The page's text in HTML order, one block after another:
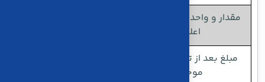
مقدار و واحد اندازه‌گیری ثبت‌شده در صورتحساب باید با
اعلامیه فروش بورس یکسان باشد.
مبلغ بعد از تخفیف در صورتحساب باید با ارزش معامله
موجود در اعلامیه فروش برابر باشد.